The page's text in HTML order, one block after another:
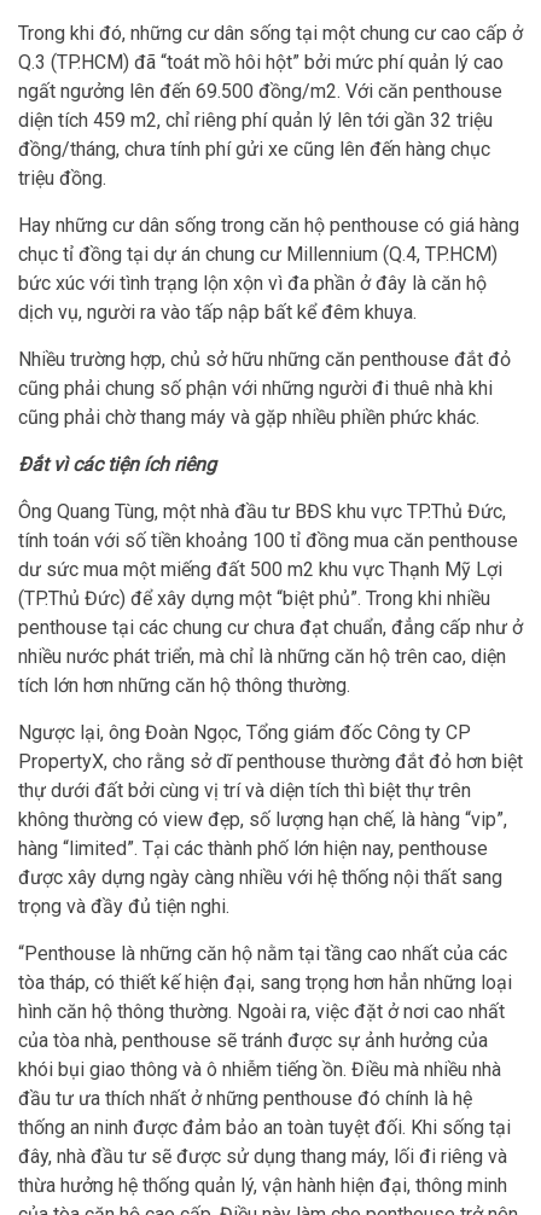
Trong khi đó, những cư dân sống tại một chung cư cao cấp ở
Q.3 (TP.HCM) đã “toát mồ hôi hột” bởi mức phí quản lý cao
ngất ngưởng lên đến 69.500 đồng/m2. Với căn penthouse
diện tích 459 m2, chỉ riêng phí quản lý lên tới gần 32 triệu
đồng/tháng, chưa tính phí gửi xe cũng lên đến hàng chục
triệu đồng.
Hay những cư dân sống trong căn hộ penthouse có giá hàng
chục tỉ đồng tại dự án chung cư Millennium (Q.4, TP.HCM)
bức xúc với tình trạng lộn xộn vì đa phần ở đây là căn hộ
dịch vụ, người ra vào tấp nập bất kể đêm khuya.
Nhiều trường hợp, chủ sở hữu những căn penthouse đắt đỏ
cũng phải chung số phận với những người đi thuê nhà khi
cũng phải chờ thang máy và gặp nhiều phiền phức khác.
Đắt vì các tiện ích riêng
Ông Quang Tùng, một nhà đầu tư BĐS khu vực TP.Thủ Đức,
tính toán với số tiền khoảng 100 tỉ đồng mua căn penthouse
dư sức mua một miếng đất 500 m2 khu vực Thạnh Mỹ Lợi
(TP.Thủ Đức) để xây dựng một “biệt phủ”. Trong khi nhiều
penthouse tại các chung cư chưa đạt chuẩn, đẳng cấp như ở
nhiều nước phát triển, mà chỉ là những căn hộ trên cao, diện
tích lớn hơn những căn hộ thông thường.
Ngược lại, ông Đoàn Ngọc, Tổng giám đốc Công ty CP
PropertyX, cho rằng sở dĩ penthouse thường đắt đỏ hơn biệt
thự dưới đất bởi cùng vị trí và diện tích thì biệt thự trên
không thường có view đẹp, số lượng hạn chế, là hàng “vip”,
hàng “limited”. Tại các thành phố lớn hiện nay, penthouse
được xây dựng ngày càng nhiều với hệ thống nội thất sang
trọng và đầy đủ tiện nghi.
“Penthouse là những căn hộ nằm tại tầng cao nhất của các
tòa tháp, có thiết kế hiện đại, sang trọng hơn hẳn những loại
hình căn hộ thông thường. Ngoài ra, việc đặt ở nơi cao nhất
của tòa nhà, penthouse sẽ tránh được sự ảnh hưởng của
khói bụi giao thông và ô nhiễm tiếng ồn. Điều mà nhiều nhà
đầu tư ưa thích nhất ở những penthouse đó chính là hệ
thống an ninh được đảm bảo an toàn tuyệt đối. Khi sống tại
đây, nhà đầu tư sẽ được sử dụng thang máy, lối đi riêng và
thừa hưởng hệ thống quản lý, vận hành hiện đại, thông minh